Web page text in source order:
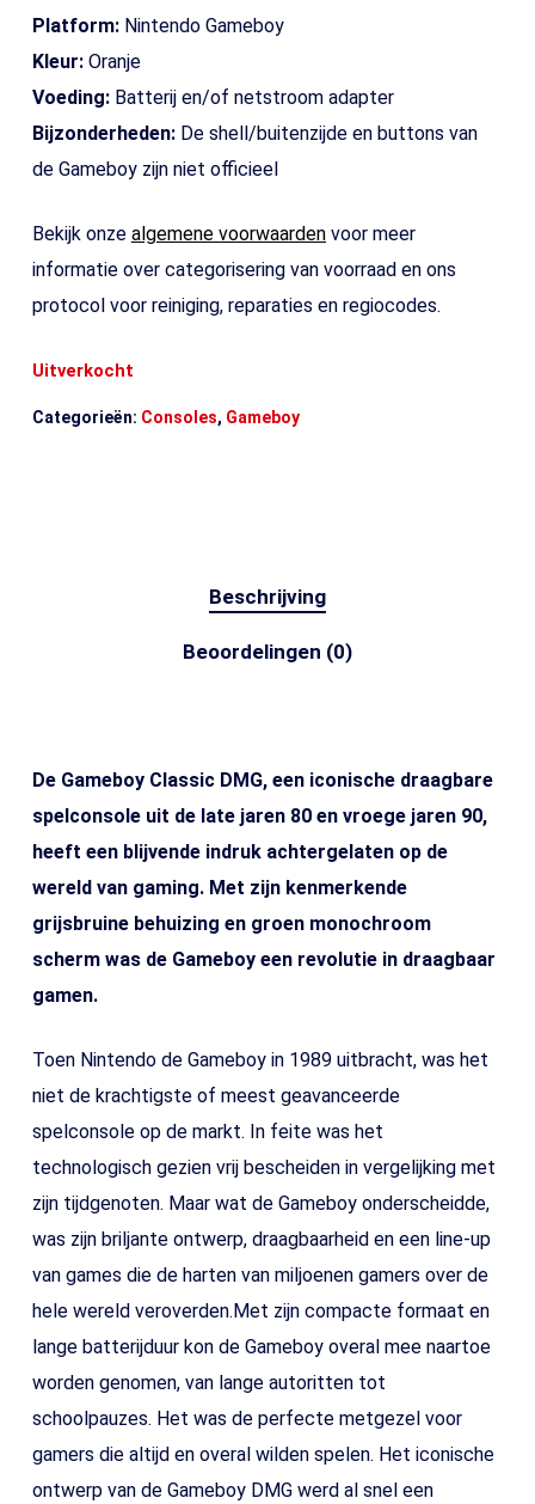
Platform:Nintendo Gameboy
Kleur:Oranje
Voeding:Batterij en/of netstroom adapter
Bijzonderheden:De shell/buitenzijde en buttons van
de Gameboy zijn niet officieel
Bekijk onze algemene voorwaardenvoor meer
informatie over categorisering van voorraad en ons
protocol voor reiniging, reparaties en regiocodes.
Uitverkocht
Categorieën: Consoles, Gameboy
Beschrijving
Beoordelingen (0)
De Gameboy Classic DMG, een iconische draagbare
spelconsole uit de late jaren 80 en vroege jaren 90,
heeft een blijvende indruk achtergelaten op de
wereld van gaming. Met zijn kenmerkende
grijsbruine behuizing en groen monochroom
scherm was de Gameboy een revolutie in draagbaar
gamen.
Toen Nintendo de Gameboy in 1989 uitbracht, was het
niet de krachtigste of meest geavanceerde
spelconsole op de markt. In feite was het
technologisch gezien vrij bescheiden in vergelijking met
zijn tijdgenoten. Maar wat de Gameboy onderscheidde,
was zijn briljante ontwerp, draagbaarheid en een line-up
van games die de harten van miljoenen gamers over de
hele wereld veroverden.Met zijn compacte formaat en
lange batterijduur kon de Gameboy overal mee naartoe
worden genomen, van lange autoritten tot
schoolpauzes. Het was de perfecte metgezel voor
gamers die altijd en overal wilden spelen. Het iconische
ontwerp van de Gameboy DMG werd al snel een